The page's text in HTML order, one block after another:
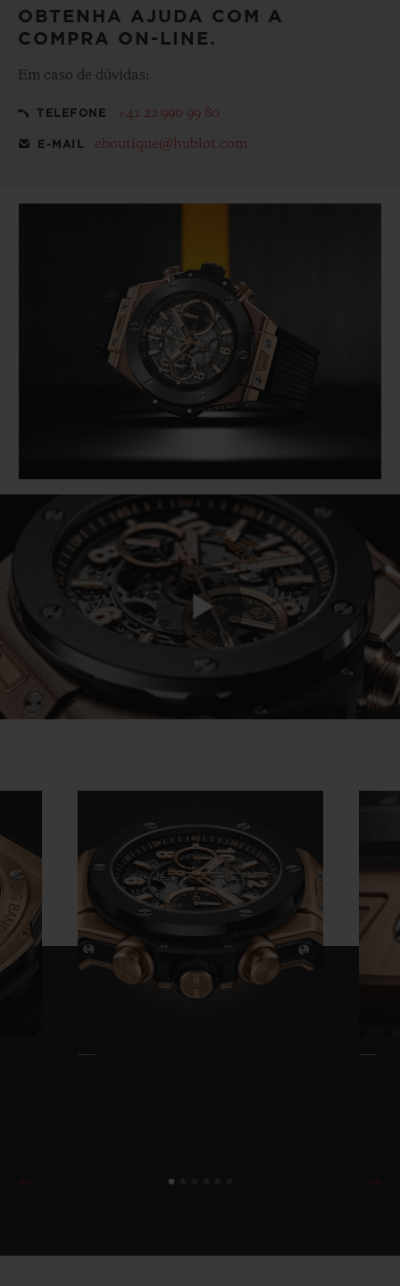
OBTENHA AJUDA COM A
COMPRA ON-LINE.
Em caso de dúvidas:
TELEFONE +41 22 990 99 80
E-MAIL eboutique@hublot.com
Play